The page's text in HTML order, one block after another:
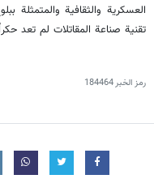
العسکریة والثقافیة والمتمثلة
تقنیة صناعة المقاتلات لم تعد
رمز الخبر184464